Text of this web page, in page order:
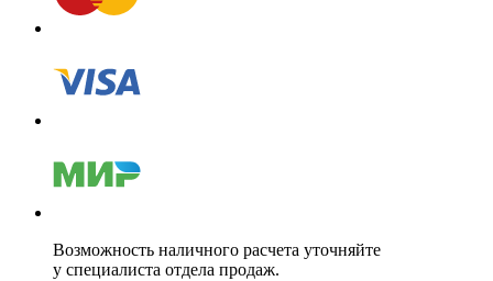
Возможность наличного расчета уточняйте
у специалиста отдела продаж.